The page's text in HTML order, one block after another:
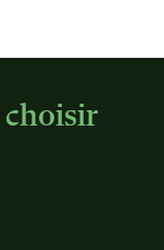
choisir